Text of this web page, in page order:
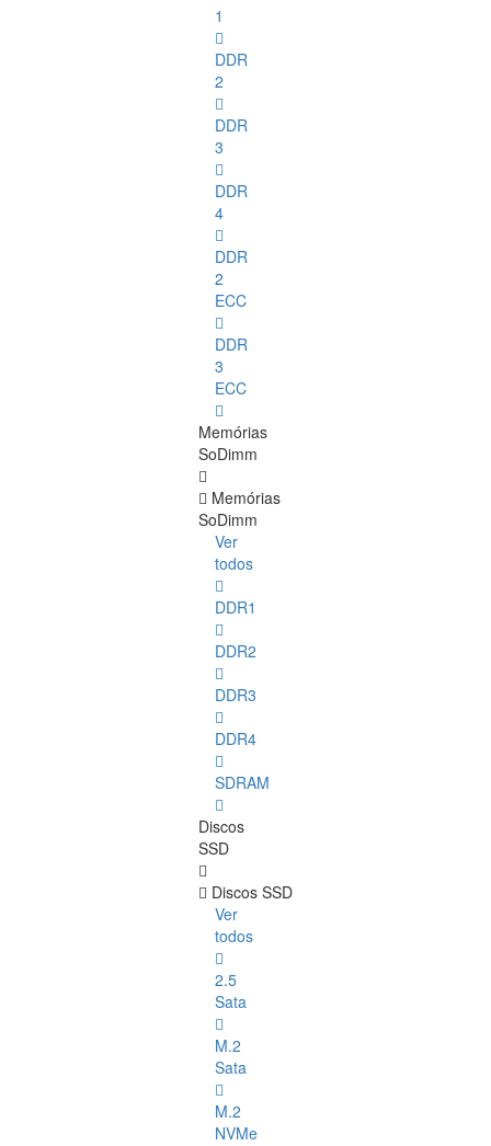
1
DDR
2
DDR
3
DDR
4
DDR
2
ECC
DDR
3
ECC
Memórias
SoDimm
Memórias
SoDimm
Ver
todos
DDR1
DDR2
DDR3
DDR4
SDRAM
Discos
SSD
Discos SSD
Ver
todos
2.5
Sata
M.2
Sata
M.2
NVMe